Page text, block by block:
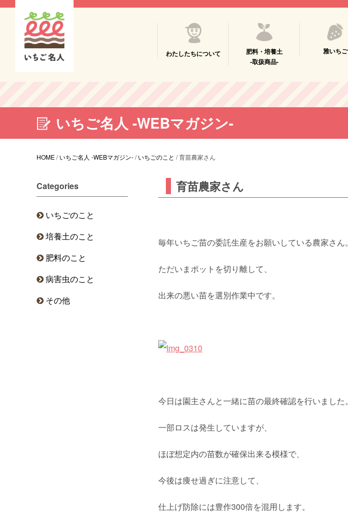
わたしたちについて
肥料・培養土
-取扱商品-
雅いちご
いちご名人 -WEBマガジン-
HOME/いちご名人 -WEBマガジン-/いちごのこと /育苗農家さん
育苗農家さん
毎年いちご苗の委託生産をお願いしている農家さん。
ただいまポットを切り離して、
出来の悪い苗を選別作業中です。
今日は園主さんと一緒に苗の最終確認を行いました。
一部ロスは発生していますが、
ほぼ想定内の苗数が確保出来る模様で、
今後は痩せ過ぎに注意して、
仕上げ防除には豊作300倍を混用します。
Categories
いちごのこと
培養土のこと
肥料のこと
病害虫のこと
その他